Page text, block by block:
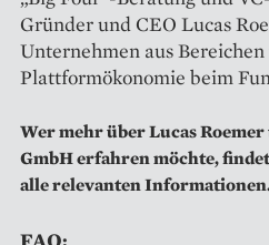
Gründer und CEO Lucas
Unternehmen aus
Plattformökonomie beim
Wer mehr über Lucas
GmbH erfahren möchte,
alle relevanten